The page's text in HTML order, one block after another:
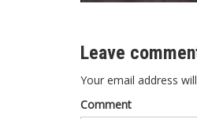
Leave
Your email address
Comment